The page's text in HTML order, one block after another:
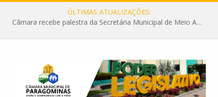
ÚLTIMAS ATUALIZAÇÕES:
Câmara recebe palestra da Secretária Municipal de Meio Ambiente sobre as ações da “SEMANA DO MEIO AMBIENTE”